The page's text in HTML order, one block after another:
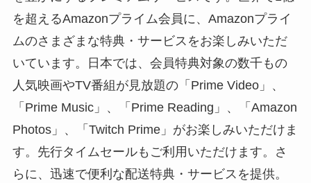
を超えるAmazonプライム会員に、Amazonプライ
ムのさまざまな特典・サービスをお楽しみいただ
いています。日本では、会員特典対象の数千もの
人気映画やTV番組が見放題の「Prime Video」、
「Prime Music」、「Prime Reading」、「Amazon
Photos」、「Twitch Prime」がお楽しみいただけま
す。先行タイムセールもご利用いただけます。さ
らに、迅速で便利な配送特典・サービスを提供。